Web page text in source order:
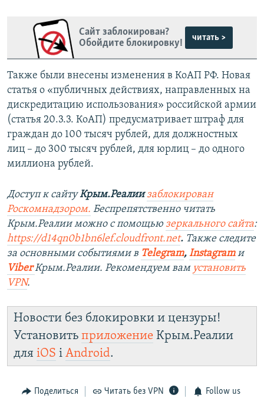
Сайт заблокирован?
Обойдите блокировку!
читать >
Также были внесены изменения в КоАП РФ. Новая
статья о «публичных действиях, направленных на
дискредитацию использования» российской армии
(статья 20.3.3. КоАП) предусматривает штраф для
граждан до 100 тысяч рублей, для должностных
лиц – до 300 тысяч рублей, для юрлиц – до одного
миллиона рублей.
Доступ к сайтуКрым.Реалии заблокирован
Роскомнадзором. Беспрепятственно читать
Крым.Реалии можно с помощью зеркального сайта:
https://d14qn0b1bn6lef.cloudfront.net. Также следите
за основными событиями в Telegram, Instagramи
ViberКрым.Реалии. Рекомендуем вам установить
VPN.
Новости без блокировки и цензуры!
Установить приложение Крым.Реалии
для iOS і Android.
Поделиться Читать без VPN Follow us